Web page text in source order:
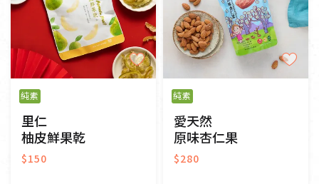
純素
里仁
柚皮鮮果乾
$150
純素
愛天然
原味杏仁果
$280